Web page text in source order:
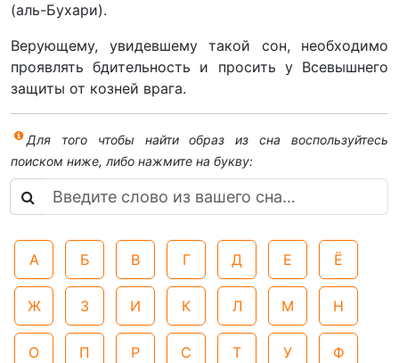
(аль-Бухари).
Верующему, увидевшему такой сон, необходимо
проявлять бдительность и просить у Всевышнего
защиты от козней врага.
Для того чтобы найти образ из сна воспользуйтесь
поиском ниже, либо нажмите на букву:
А Б В Г Д Е Ё
Ж З И К Л М Н
О П Р С Т У Ф